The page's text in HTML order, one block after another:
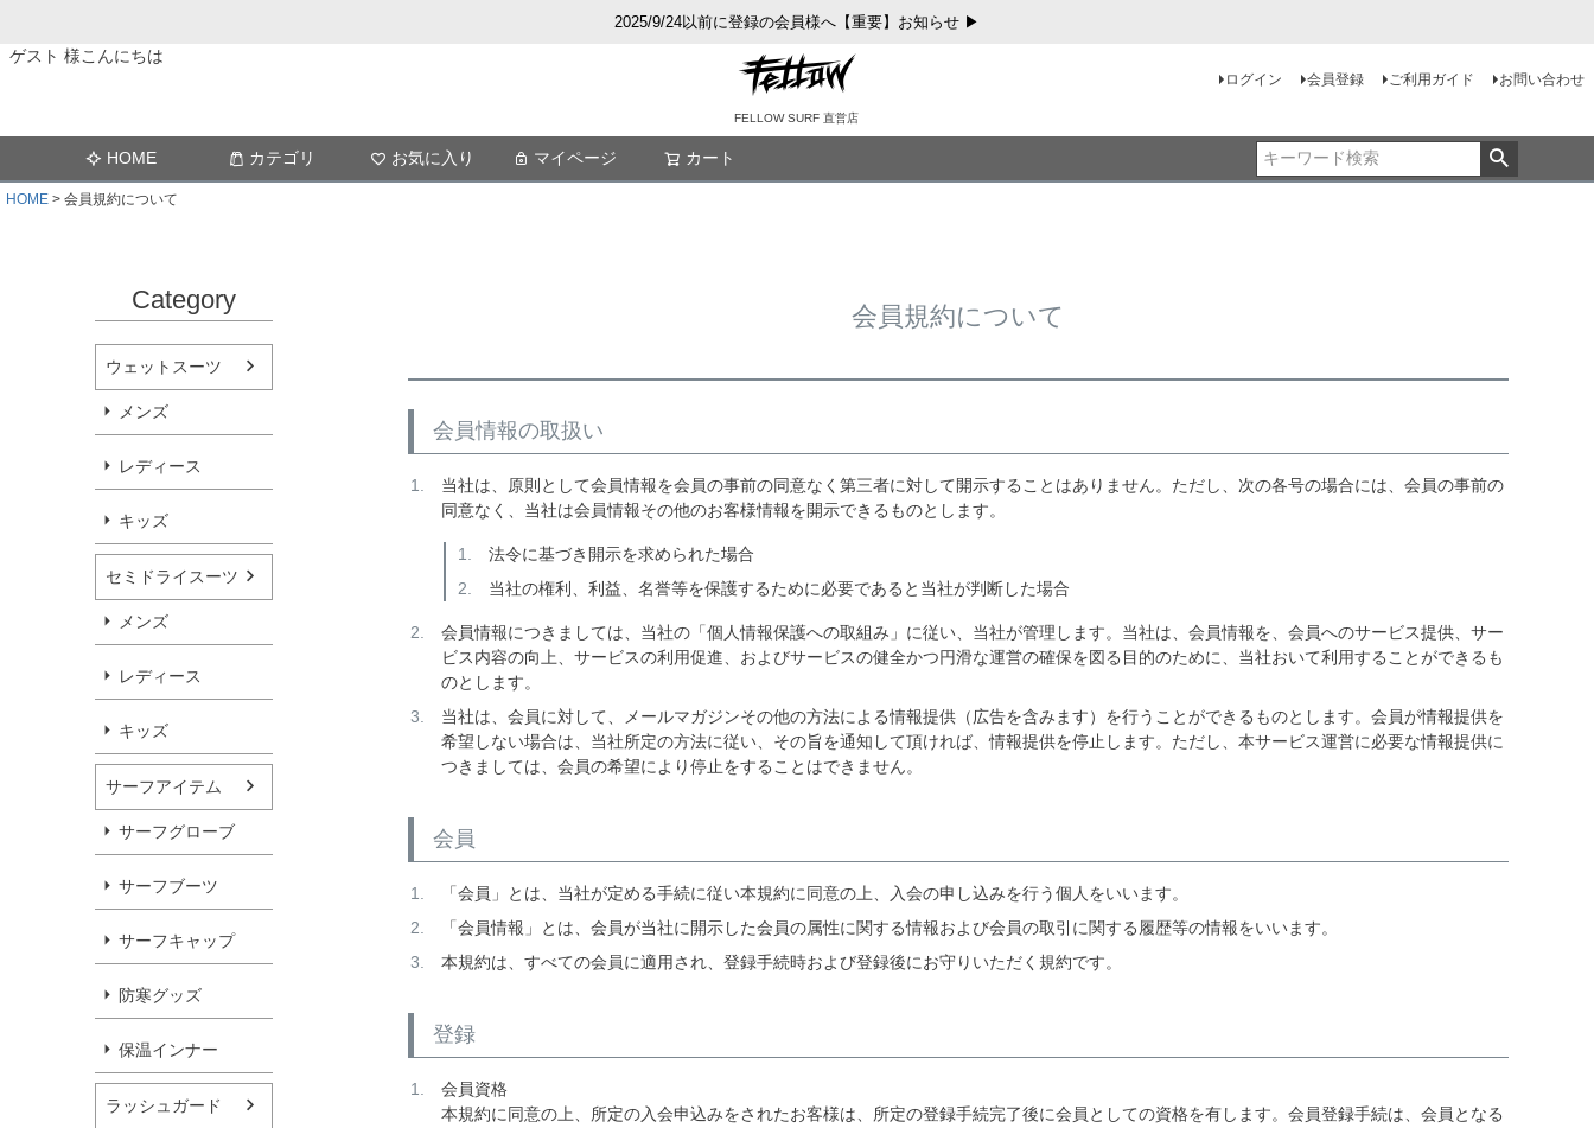
2025/9/24以前に登録の会員様へ【重要】お知らせ ▶
ゲスト 様こんにちは
FELLOW SURF 直営店
ログイン 会員登録 ご利用ガイド お問い合わせ
HOME カテゴリ お気に入り マイページ カート
HOME 会員規約について
Category
ウェットスーツ
メンズ
レディース
キッズ
セミドライスーツ
メンズ
レディース
キッズ
サーフアイテム
サーフグローブ
サーフブーツ
サーフキャップ
防寒グッズ
保温インナー
ラッシュガード
会員規約について
会員情報の取扱い
当社は、原則として会員情報を会員の事前の同意なく第三者に対して開示することはありません。ただし、次の各号の場合には、会員の事前の
同意なく、当社は会員情報その他のお客様情報を開示できるものとします。
法令に基づき開示を求められた場合
当社の権利、利益、名誉等を保護するために必要であると当社が判断した場合
会員情報につきましては、当社の「個人情報保護への取組み」に従い、当社が管理します。当社は、会員情報を、会員へのサービス提供、サー
ビス内容の向上、サービスの利用促進、およびサービスの健全かつ円滑な運営の確保を図る目的のために、当社おいて利用することができるも
のとします。
当社は、会員に対して、メールマガジンその他の方法による情報提供（広告を含みます）を行うことができるものとします。会員が情報提供を
希望しない場合は、当社所定の方法に従い、その旨を通知して頂ければ、情報提供を停止します。ただし、本サービス運営に必要な情報提供に
つきましては、会員の希望により停止をすることはできません。
会員
「会員」とは、当社が定める手続に従い本規約に同意の上、入会の申し込みを行う個人をいいます。
「会員情報」とは、会員が当社に開示した会員の属性に関する情報および会員の取引に関する履歴等の情報をいいます。
本規約は、すべての会員に適用され、登録手続時および登録後にお守りいただく規約です。
登録
会員資格
本規約に同意の上、所定の入会申込みをされたお客様は、所定の登録手続完了後に会員としての資格を有します。会員登録手続は、会員となる